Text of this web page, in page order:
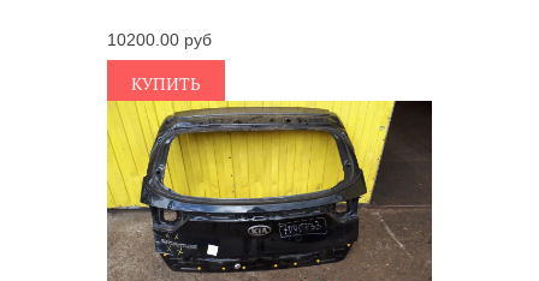
10200.00
КУПИТЬ